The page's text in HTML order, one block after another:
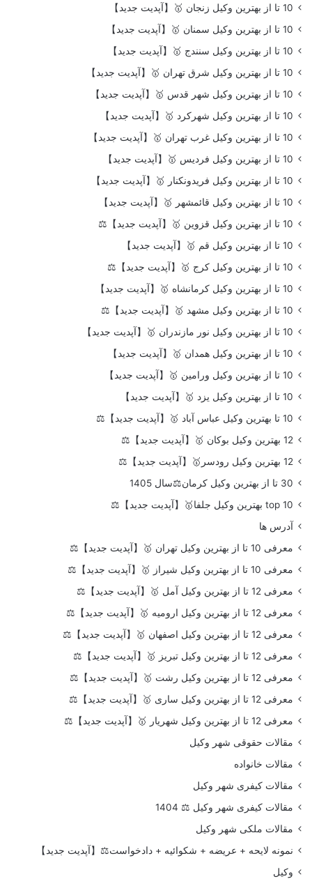
10 تا از بهترین وکیل زنجان 🥇【آپدیت جدید】
10 تا از بهترین وکیل سمنان 🥇【آپدیت جدید】
10 تا از بهترین وکیل سنندج 🥇【آپدیت جدید】
10 تا از بهترین وکیل شرق تهران 🥇【آپدیت جدید】
10 تا از بهترین وکیل شهر قدس 🥇【آپدیت جدید】
10 تا از بهترین وکیل شهرکرد 🥇【آپدیت جدید】
10 تا از بهترین وکیل غرب تهران 🥇【آپدیت جدید】
10 تا از بهترین وکیل فردیس 🥇【آپدیت جدید】
10 تا از بهترین وکیل فریدونکنار 🥇【آپدیت جدید】
10 تا از بهترین وکیل قائمشهر 🥇【آپدیت جدید】
10 تا از بهترین وکیل قزوین 🥇【آپدیت جدید】⚖️
10 تا از بهترین وکیل قم 🥇【آپدیت جدید】
10 تا از بهترین وکیل کرج 🥇【آپدیت جدید】⚖️
10 تا از بهترین وکیل کرمانشاه 🥇【آپدیت جدید】
10 تا از بهترین وکیل مشهد 🥇【آپدیت جدید】⚖️
10 تا از بهترین وکیل نور مازندران 🥇【آپدیت جدید】
10 تا از بهترین وکیل همدان 🥇【آپدیت جدید】
10 تا از بهترین وکیل ورامین 🥇【آپدیت جدید】
10 تا از بهترین وکیل یزد 🥇【آپدیت جدید】
10 تا بهترین وکیل عباس آباد 🥇【آپدیت جدید】⚖️
12 بهترین وکیل بوکان 🥇【آپدیت جدید】⚖️
12 بهترین وکیل رودسر🥇【آپدیت جدید】⚖️
30 تا از بهترین وکیل کرمان⚖️سال 1405
top 10 بهترین وکیل جلفا🥇【آپدیت جدید】⚖️
آدرس ها
معرفی 10 تا از بهترین وکیل تهران 🥇【آپدیت جدید】⚖️
معرفی 10 تا از بهترین وکیل شیراز 🥇【آپدیت جدید】⚖️
معرفی 12 تا از بهترین وکیل آمل 🥇【آپدیت جدید】⚖️
معرفی 12 تا از بهترین وکیل ارومیه 🥇【آپدیت جدید】⚖️
معرفی 12 تا از بهترین وکیل اصفهان 🥇【آپدیت جدید】⚖️
معرفی 12 تا از بهترین وکیل تبریز 🥇【آپدیت جدید】⚖️
معرفی 12 تا از بهترین وکیل رشت 🥇【آپدیت جدید】⚖️
معرفی 12 تا از بهترین وکیل ساری 🥇【آپدیت جدید】⚖️
معرفی 12 تا از بهترین وکیل شهریار 🥇【آپدیت جدید】⚖️
مقالات حقوقی شهر وکیل
مقالات خانواده
مقالات کیفری شهر وکیل
مقالات کیفری شهر وکیل ⚖️ 1404
مقالات ملکی شهر وکیل
نمونه لایحه + عریضه + شکوائیه + دادخواست⚖️【آپدیت جدید】
وکیل